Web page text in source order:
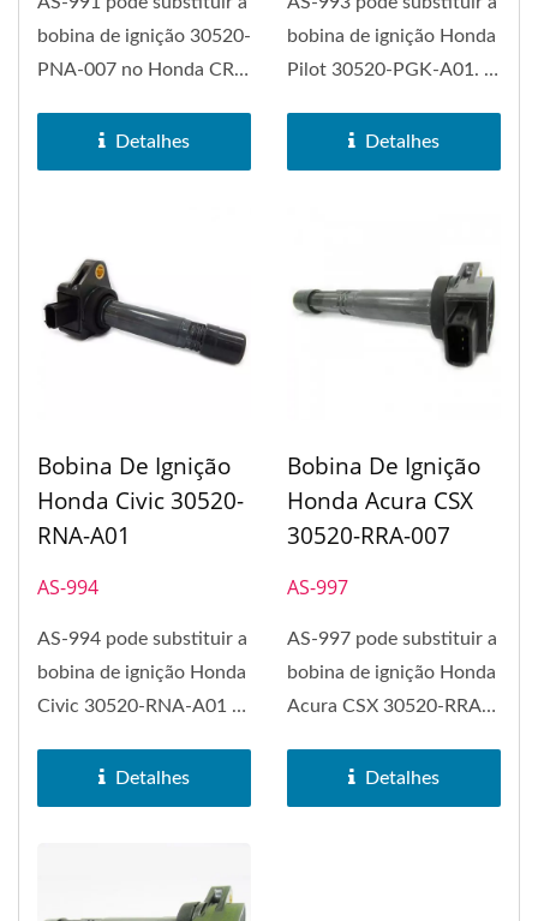
bobina de ignição 30520-
PNA-007 no Honda CR-
Detalhes
bobina de ignição Honda
Pilot 30520-PGK-A01. A
Detalhes
Bobina De Ignição
Honda Civic 30520-
RNA-A01
AS-994
AS-994 pode substituir a
bobina de ignição Honda
Civic 30520-RNA-A01 e
Detalhes
Bobina De Ignição
Honda Acura CSX
30520-RRA-007
AS-997
AS-997 pode substituir a
bobina de ignição Honda
Acura CSX 30520-RRA-
ignição...
Detalhes